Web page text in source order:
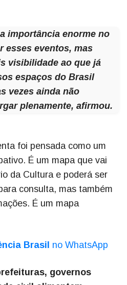
importância enorme no
esses eventos, mas
visibilidade ao que já
espaços do Brasil
vezes ainda não
plenamente, afirmou.
foi pensada como um
É um mapa que vai
da Cultura e poderá ser
consulta, mas também
É um mapa
Brasil no WhatsApp
governos